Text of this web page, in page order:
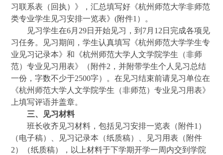
习联系表（回执）》，汇总填写好《杭州师范大学非师范
类专业学生见习安排一览表》(附件1）。
见习学生在6月 29日开始见习，到 7月 1 2日完成各项见
习任务。见习期间，学生认真填写《杭州师范大学学生专
业见习记录本》和《杭州师范大学人文学院学生（非师
范）专业见习用表》（附件2，并附带学生个人见习总结
一份，字数不少于2500字）。在见习结束前请见习单位在
《杭州师范大学人文学院学生（非师范）专业见习用表》
上填写评语并盖章。
三、见习材料
班长收齐见习材料，包括见习安排一览表（附件1）
（电子稿）、见习记录本（纸质稿）、见习用表（附件
2）（纸质稿），以上材料于下学期开学一周内交到学院